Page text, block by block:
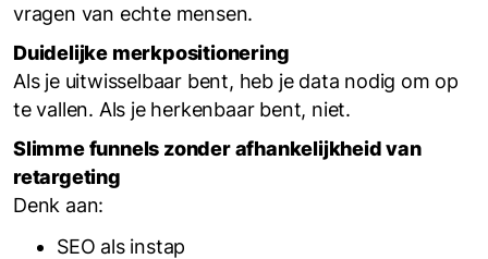
vragen van echte mensen.
Duidelijke merkpositionering
Als je uitwisselbaar bent, heb je data nodig om op
te vallen. Als je herkenbaar bent, niet.
Slimme funnels zonder afhankelijkheid van
retargeting
Denk aan:
SEO als instap